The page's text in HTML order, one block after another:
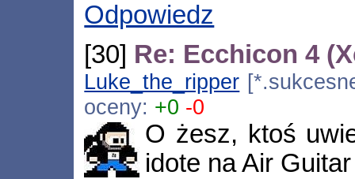
Odpowiedz
[30] Re: Ecchicon 4
Luke_the_ripper
oceny: +0 -0
O żesz, ktoś
idote na Air